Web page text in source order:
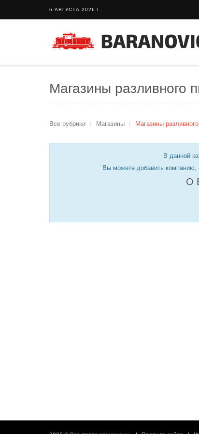
6 АВГУСТА 2026 Г.
Магазины разливного
Все рубрики Магазины Магазины
В данной
Вы можете добавить компанию,
О